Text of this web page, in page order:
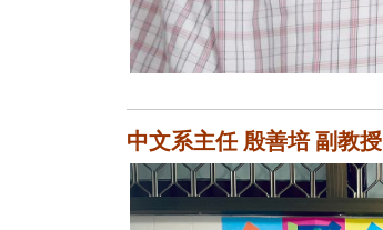
中文系主任 殷善培 副教授